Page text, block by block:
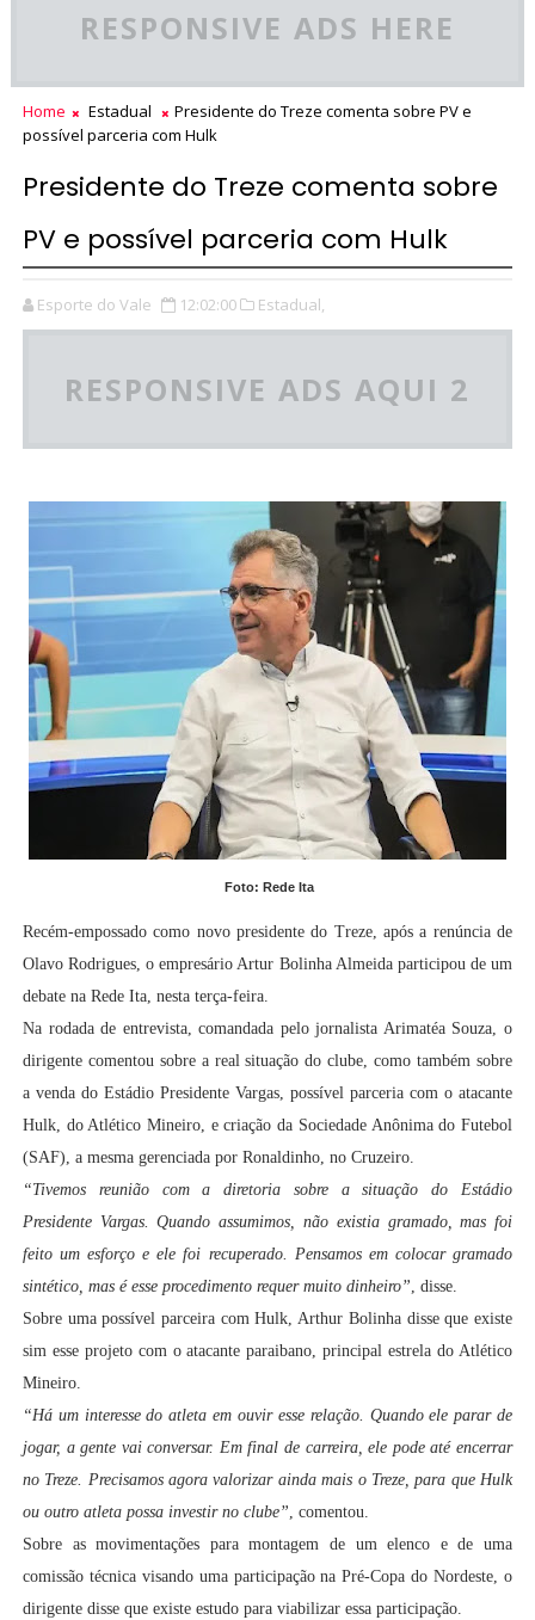
RESPONSIVE ADS HERE
Home Estadual
Presidente do Treze comenta sobre PV e
possível parceria com Hulk
Presidente do Treze comenta sobre
PV e possível parceria com Hulk
Esporte do Vale 12:02:00 Estadual,
RESPONSIVE ADS AQUI 2
Foto: Rede Ita
Recém-empossado como novo presidente do Treze, após a renúncia de
Olavo Rodrigues, o empresário Artur Bolinha Almeida participou de um
debate na Rede Ita, nesta terça-feira.
Na rodada de entrevista, comandada pelo jornalista Arimatéa Souza, o
dirigente comentou sobre a real situação do clube, como também sobre
a venda do Estádio Presidente Vargas, possível parceria com o atacante
Hulk, do Atlético Mineiro, e criação da Sociedade Anônima do Futebol
(SAF), a mesma gerenciada por Ronaldinho, no Cruzeiro.
“Tivemos reunião com a diretoria sobre a situação do Estádio
Presidente Vargas. Quando assumimos, não existia gramado, mas foi
feito um esforço e ele foi recuperado. Pensamos em colocar gramado
sintético, mas é esse procedimento requer muito dinheiro”, disse.
Sobre uma possível parceira com Hulk, Arthur Bolinha disse que existe
sim esse projeto com o atacante paraibano, principal estrela do Atlético
Mineiro.
“Há um interesse do atleta em ouvir esse relação. Quando ele parar de
jogar, a gente vai conversar. Em final de carreira, ele pode até encerrar
no Treze. Precisamos agora valorizar ainda mais o Treze, para que Hulk
ou outro atleta possa investir no clube”, comentou.
Sobre as movimentações para montagem de um elenco e de uma
comissão técnica visando uma participação na Pré-Copa do Nordeste, o
dirigente disse que existe estudo para viabilizar essa participação.